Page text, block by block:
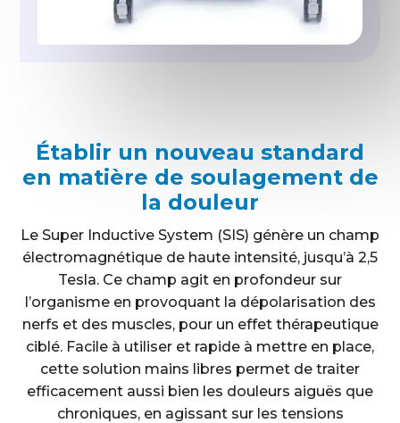
Établir un nouveau standard
en matière de soulagement de
la douleur
Le Super Inductive System (SIS) génère un champ
électromagnétique de haute intensité, jusqu’à 2,5
Tesla. Ce champ agit en profondeur sur
l’organisme en provoquant la dépolarisation des
nerfs et des muscles, pour un effet thérapeutique
ciblé. Facile à utiliser et rapide à mettre en place,
cette solution mains libres permet de traiter
efficacement aussi bien les douleurs aiguës que
chroniques, en agissant sur les tensions